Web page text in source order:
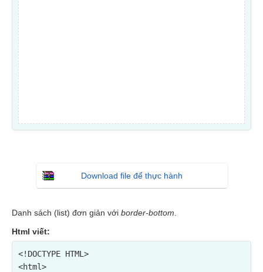
Download file để thực hành
Danh sách (list) đơn giản với border-bottom
Html viết:
<!DOCTYPE HTML>
<html>